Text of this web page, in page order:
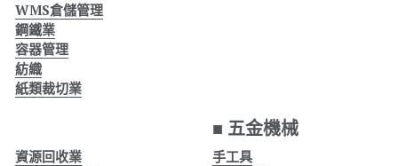
WMS倉儲管理
鋼鐵業
容器管理
紡織
紙類裁切業
資源回收業
■ 五金機械
手工具
食品餐飲